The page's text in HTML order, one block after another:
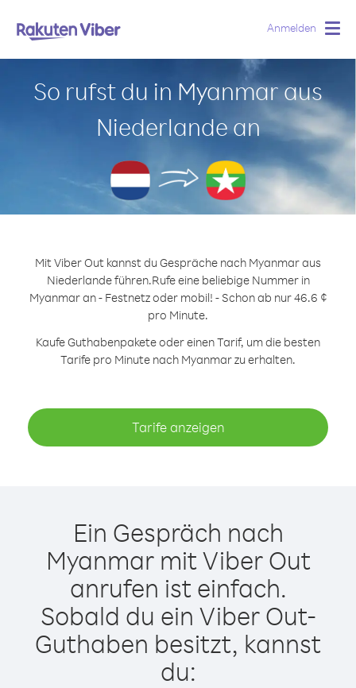
Anmelden
So rufst du in Myanmar aus
Niederlande an
Mit Viber Out kannst du Gespräche nach Myanmar aus
Niederlande führen.Rufe eine beliebige Nummer in
Myanmar an - Festnetz oder mobil! - Schon ab nur 46.6 ¢
pro Minute.
Kaufe Guthabenpakete oder einen Tarif, um die besten
Tarife pro Minute nach Myanmar zu erhalten.
Tarife anzeigen
Ein Gespräch nach
Myanmar mit Viber Out
anrufen ist einfach.
Sobald du ein Viber Out-
Guthaben besitzt, kannst
du: